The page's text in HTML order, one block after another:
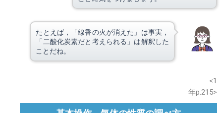
たとえば，「線香の火が消えた」は事実，
「二酸化炭素だと考えられる」は解釈した
ことだね。
<1
年p.215>